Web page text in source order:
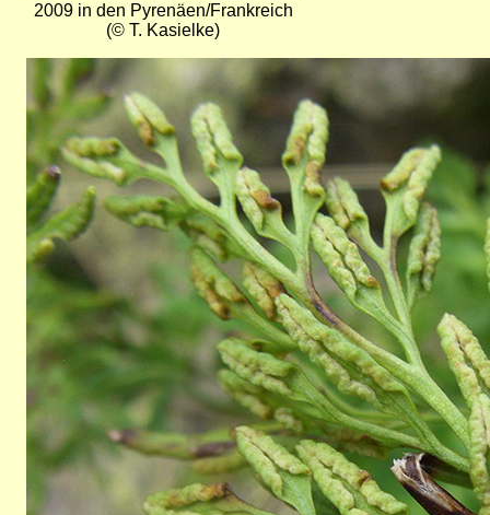
2009 in den Pyrenäen/Frankreich
(© T. Kasielke)